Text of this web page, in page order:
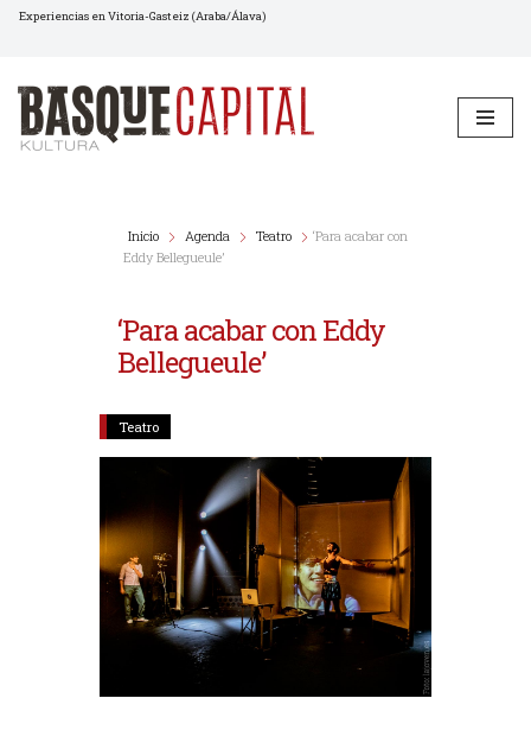
al
contenido
Experiencias en Vitoria-Gasteiz (Araba/Álava)
Inicio Agenda Teatro
‘Para acabar con
Eddy Bellegueule’
‘Para acabar con Eddy
Bellegueule’
Teatro